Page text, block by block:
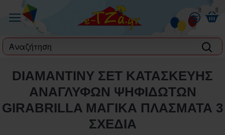
0 0
label
DIAMANTINY ΣΕΤ ΚΑΤΑΣΚΕΥΗΣ
ΑΝΑΓΛΥΦΩΝ ΨΗΦΙΔΩΤΩΝ
GIRABRILLA ΜΑΓΙΚΑ ΠΛΑΣΜΑΤΑ 3
ΣΧΕΔΙΑ